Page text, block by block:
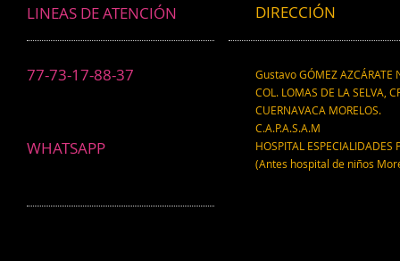
LINEAS DE ATENCIÓN
77-73-17-88-37
WHATSAPP
DIRECCIÓN
Gustavo GÓMEZ AZCÁRATE
COL. LOMAS DE LA SELVA,
CUERNAVACA MORELOS.
C.A.P.A.S.A.M
HOSPITAL ESPECIALIDADES
(Antes hospital de niños